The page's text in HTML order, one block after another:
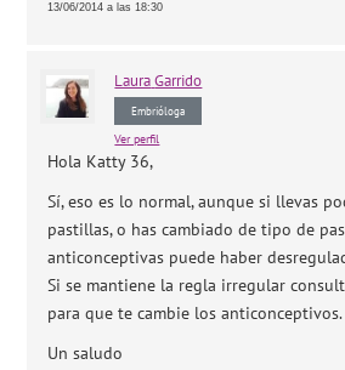
13/06/2014 a las 18:30
Laura Garrido
Embrióloga
Ver perfil
Hola Katty 36,
Sí, eso es lo normal, aunque si llevas
pastillas, o has cambiado de tipo de
anticonceptivas puede haber
Si se mantiene la regla irregular
para que te cambie los anticonceptivos.
Un saludo